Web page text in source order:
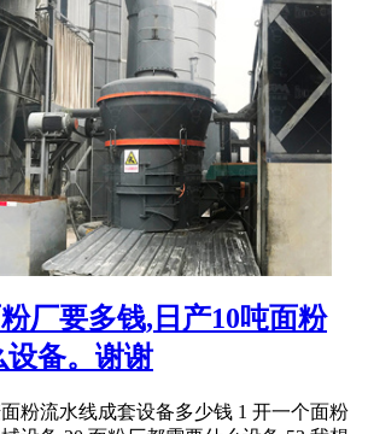
厂要多钱,日产10吨面粉
设备。谢谢
粉流水线成套设备多少钱 1 开一个面粉